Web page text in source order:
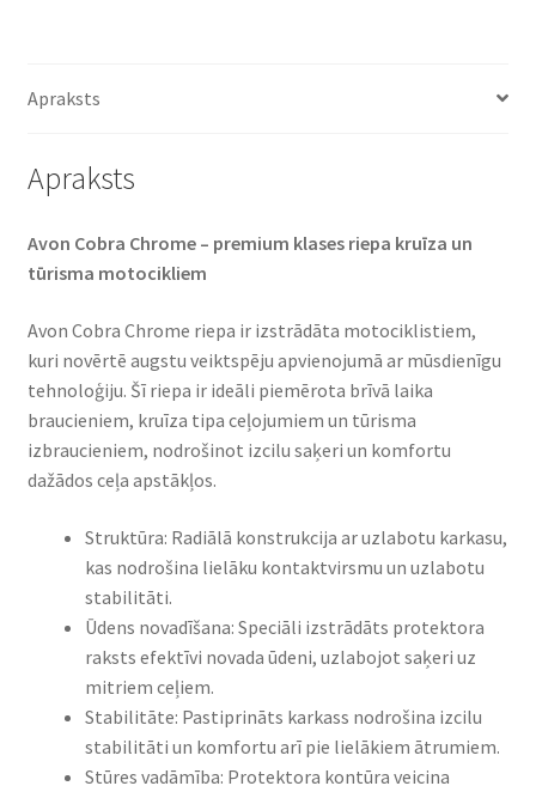
Apraksts
Apraksts
Avon Cobra Chrome – premium klases riepa kruīza un
tūrisma motocikliem​
Avon Cobra Chrome riepa ir izstrādāta motociklistiem,
kuri novērtē augstu veiktspēju apvienojumā ar mūsdienīgu
tehnoloģiju. Šī riepa ir ideāli piemērota brīvā laika
braucieniem, kruīza tipa ceļojumiem un tūrisma
izbraucieniem, nodrošinot izcilu saķeri un komfortu
dažādos ceļa apstākļos.​
Struktūra: Radiālā konstrukcija ar uzlabotu karkasu,
kas nodrošina lielāku kontaktvirsmu un uzlabotu
stabilitāti.​
Ūdens novadīšana: Speciāli izstrādāts protektora
raksts efektīvi novada ūdeni, uzlabojot saķeri uz
mitriem ceļiem.​
Stabilitāte: Pastiprināts karkass nodrošina izcilu
stabilitāti un komfortu arī pie lielākiem ātrumiem.​
Stūres vadāmība: Protektora kontūra veicina